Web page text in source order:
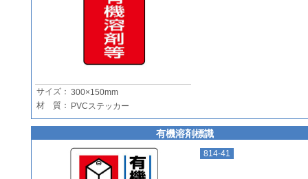
サイズ： 300×150mm
材 質： PVCステッカー
有機溶剤標識
814-41